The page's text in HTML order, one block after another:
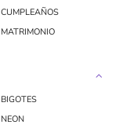
CUMPLEAÑOS
MATRIMONIO
BIGOTES
NEON